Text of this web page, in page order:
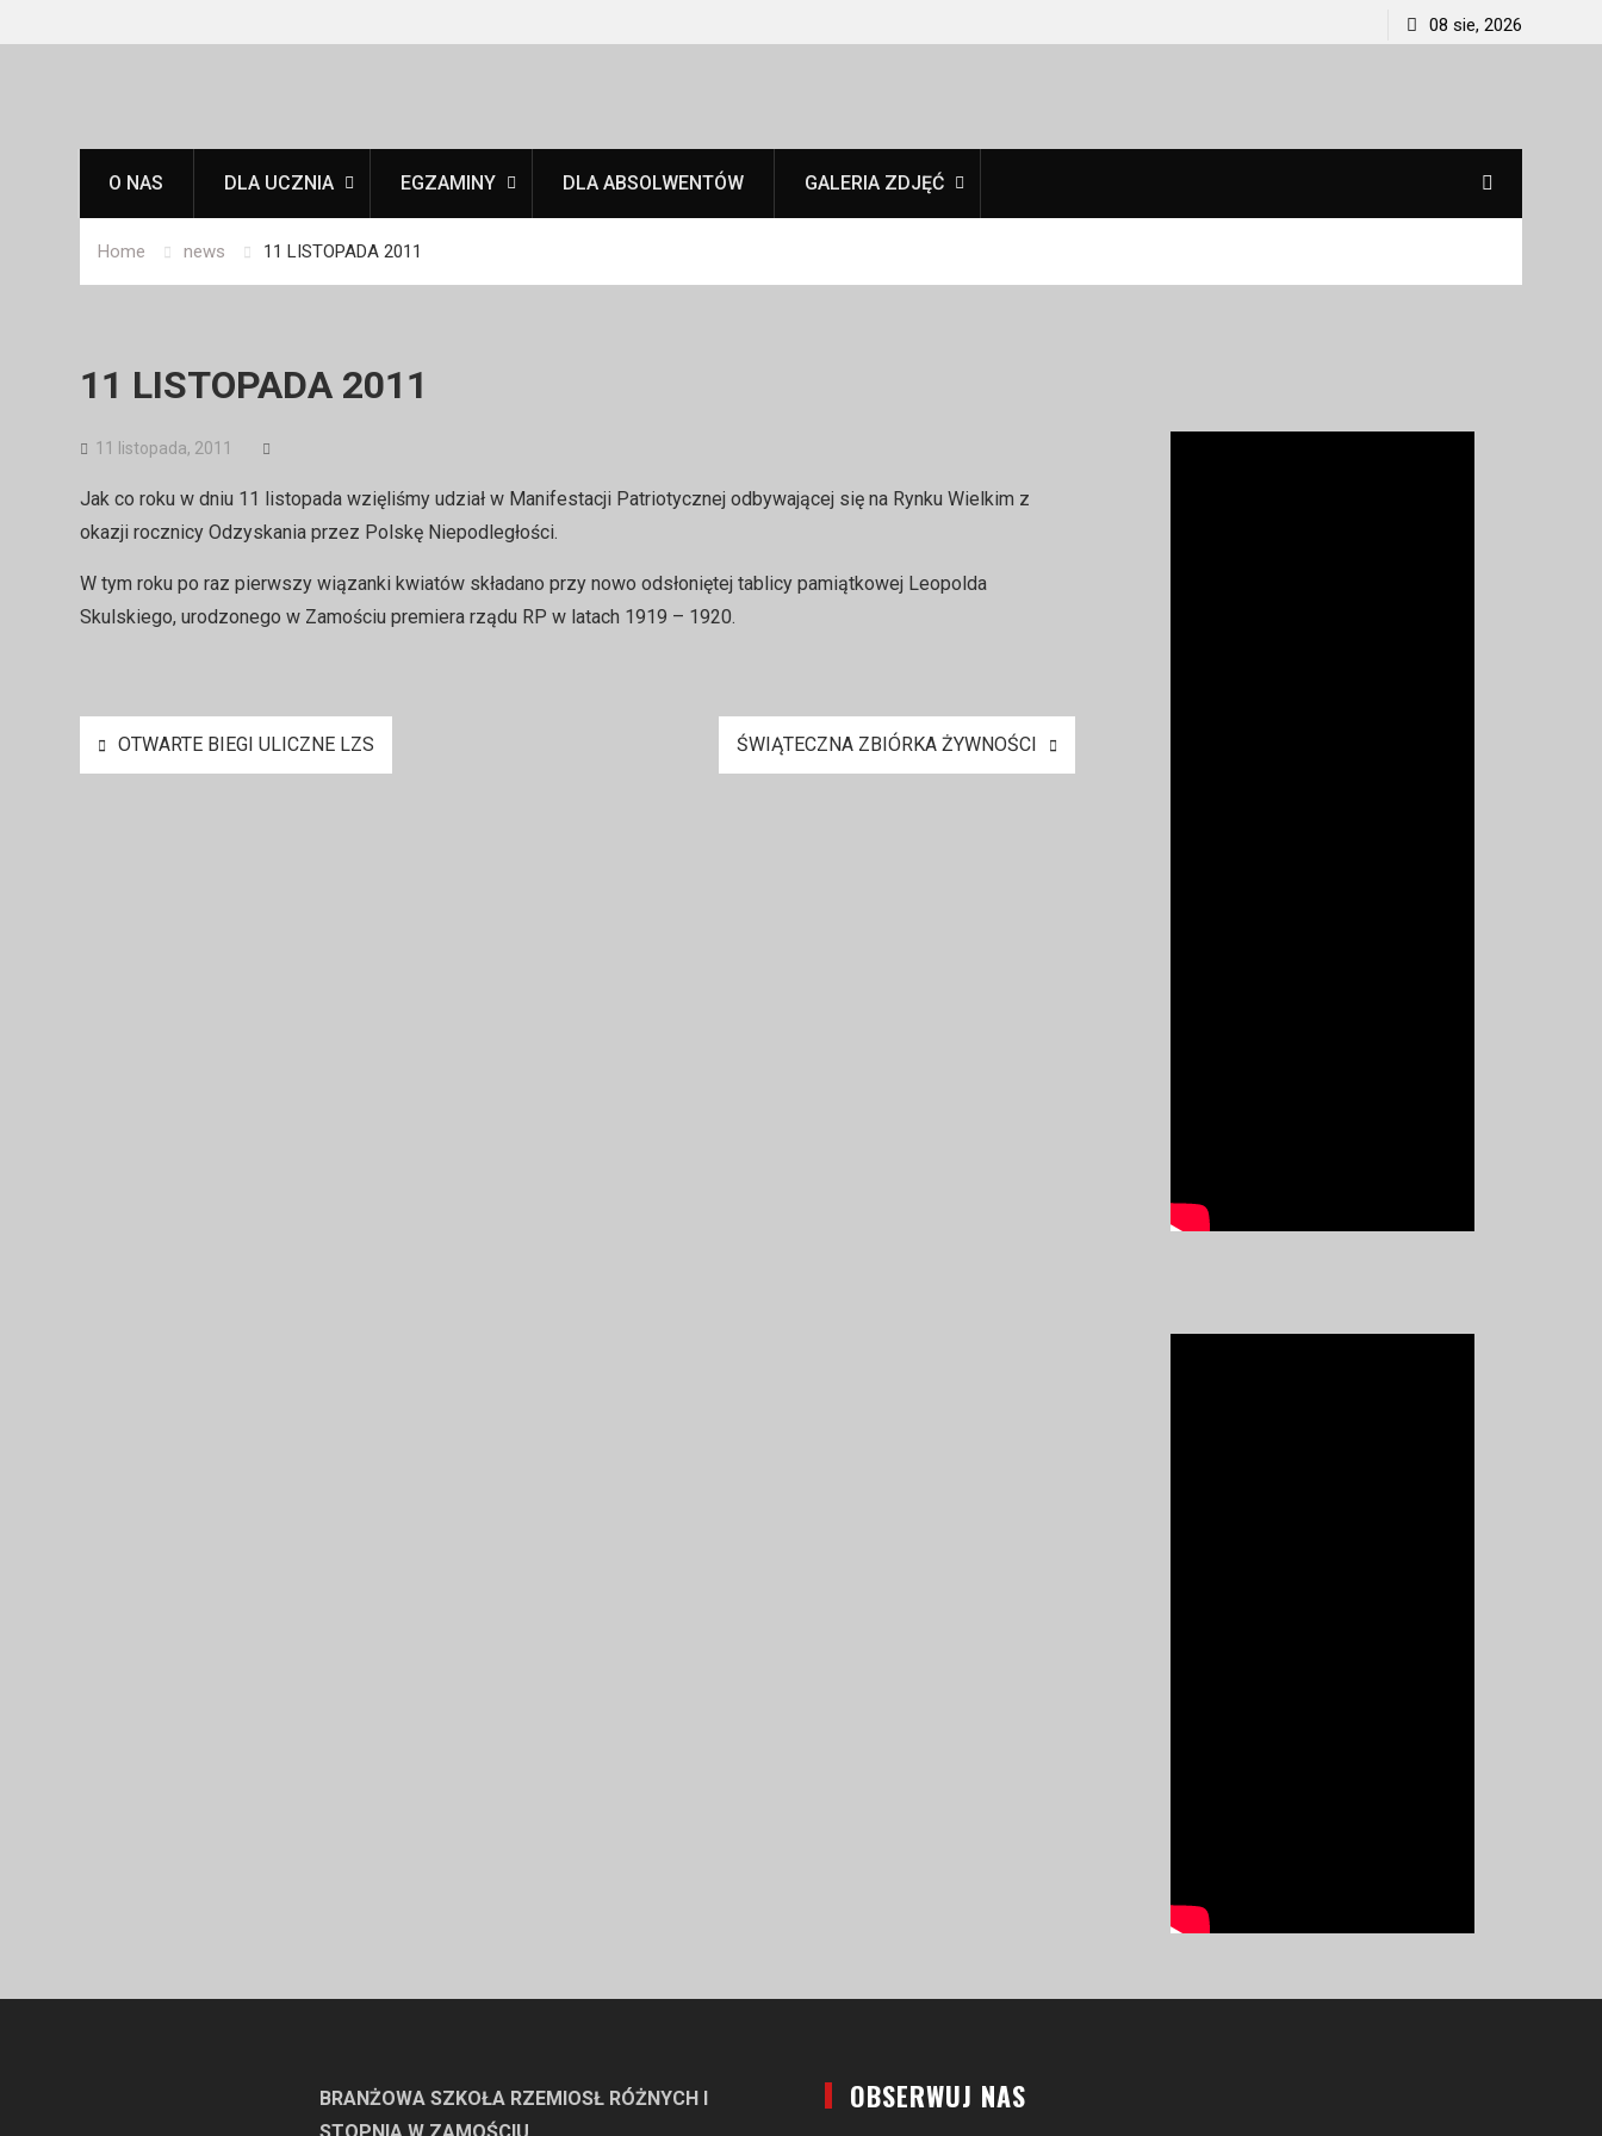
08 sie, 2026
O NAS DLA UCZNIA EGZAMINY DLA ABSOLWENTÓW GALERIA ZDJĘĆ
Home news 11 LISTOPADA 2011
11 LISTOPADA 2011
11 listopada, 2011
Jak co roku w dniu 11 listopada wzięliśmy udział w Manifestacji Patriotycznej odbywającej się na Rynku Wielkim z
okazji rocznicy Odzyskania przez Polskę Niepodległości.
W tym roku po raz pierwszy wiązanki kwiatów składano przy nowo odsłoniętej tablicy pamiątkowej Leopolda
Skulskiego, urodzonego w Zamościu premiera rządu RP w latach 1919 – 1920.
Nawigacja
OTWARTE BIEGI ULICZNE LZS ŚWIĄTECZNA ZBIÓRKA ŻYWNOŚCI
BRANŻOWA SZKOŁA RZEMIOSŁ RÓŻNYCH I
OBSERWUJ NAS